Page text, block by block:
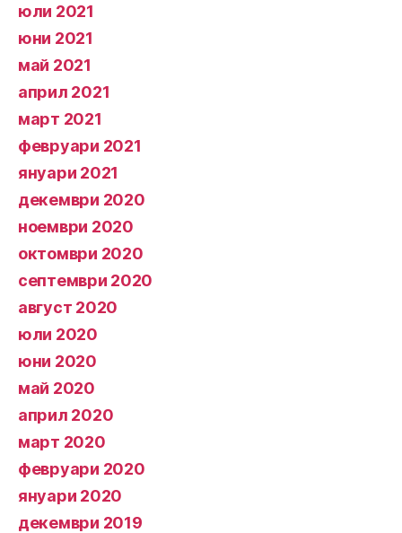
юли 2021
юни 2021
май 2021
април 2021
март 2021
февруари 2021
януари 2021
декември 2020
ноември 2020
октомври 2020
септември 2020
август 2020
юли 2020
юни 2020
май 2020
април 2020
март 2020
февруари 2020
януари 2020
декември 2019